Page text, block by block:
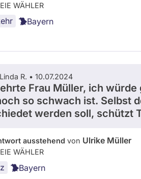
WÄHLER
Bayern
R. • 10.07.2024
Frau Müller, ich
so schwach ist. Selbst
werden soll, schützt
ausstehend von Ulrike Müller
WÄHLER
Bayern